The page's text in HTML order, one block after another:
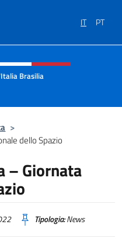
IT PT
e menù
Brasilia
>
dello Spazio
– Giornata
Tipologia:News